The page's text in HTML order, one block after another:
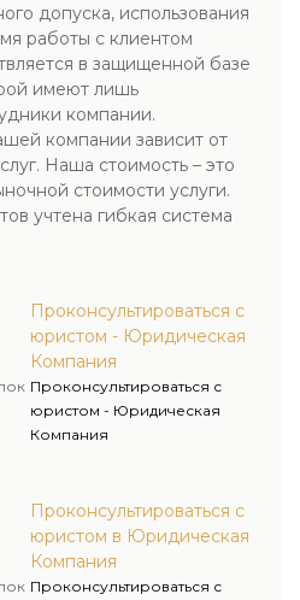
допуска, использования
работы с клиентом
в защищенной базе
имеют лишь
компании.
компании зависит от
Наша стоимость – это
стоимости услуги.
учтена гибкая система
Проконсультироваться с
юристом - Юридическая
Компания
Проконсультироваться с
юристом - Юридическая
Компания
Проконсультироваться с
юристом в Юридическая
Компания
Проконсультироваться с